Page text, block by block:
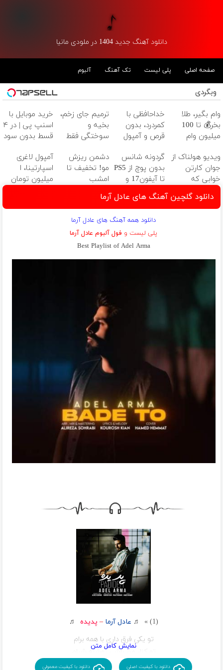
دانلود آهنگ جدید 1404 در ملودی مانیا
صفحه اصلی پلی لیست تک آهنگ آلبوم
وبگردی
وام بگیر، طلا
بخر💰 تا 100
میلیون وام
ضامن
خداحافظی با
کمردرد، بدون
قرص و آمپول
ترمیم جای زخم،
بخیه و
سوختگی فقط
خرید موبایل با
اسنپ پی | در ۴
قسط بدون سود
ویدیو هولناک از
جوان کارتن
خوابی که
میلیاردر شد.
آموزش رایگان
گردونه شانس
بدون پوچ از PS5
تا آیفون17 و
بیت کوین 🔥
دشمن ریزش
مو! تخفیف تا
امشب
آمپول لاغری
اسپارتینا، ا
میلیون تومان
ارزان‌تر از همه‌جا!
دانلود گلچین آهنگ های عادل آرما
دانلود همه آهنگ های عادل آرما
پلی لیست و فول آلبوم عادل آرما
Best Playlist of Adel Arma
(1) » ♬ عادل آرما – پدیده
♬
تو یکی فرق داری با همه برام
تو کنار من باشی روشنه شبام
معنیه زندگی میده نفسات
دانلود با کیفیت اصلی دانلود با کیفیت معمولی